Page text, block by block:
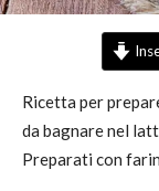
Ricetta per
da bagnare nel
Preparati con